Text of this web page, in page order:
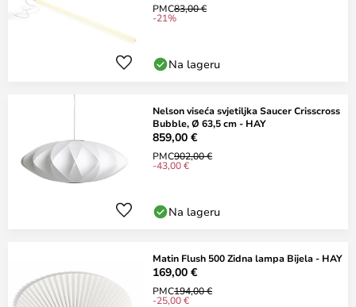
PMC83,00 €
-21%
Na lageru
Nelson viseća svjetiljka Saucer Crisscross
Bubble, Ø 63,5 cm - HAY
859,00 €
PMC902,00 €
-43,00 €
Na lageru
Matin Flush 500 Zidna lampa Bijela - HAY
169,00 €
PMC194,00 €
-25,00 €